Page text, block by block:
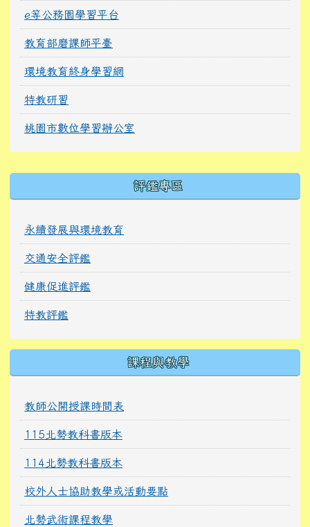
e等公務園學習平台
教育部磨課師平臺
環境教育終身學習網
特教研習
桃園市數位學習辦公室
評鑑專區
永續發展與環境教育
交通安全評鑑
健康促進評鑑
特教評鑑
課程與教學
教師公開授課時間表
115北勢教科書版本
114北勢教科書版本
校外人士協助教學或活動要點
北勢武術課程教學